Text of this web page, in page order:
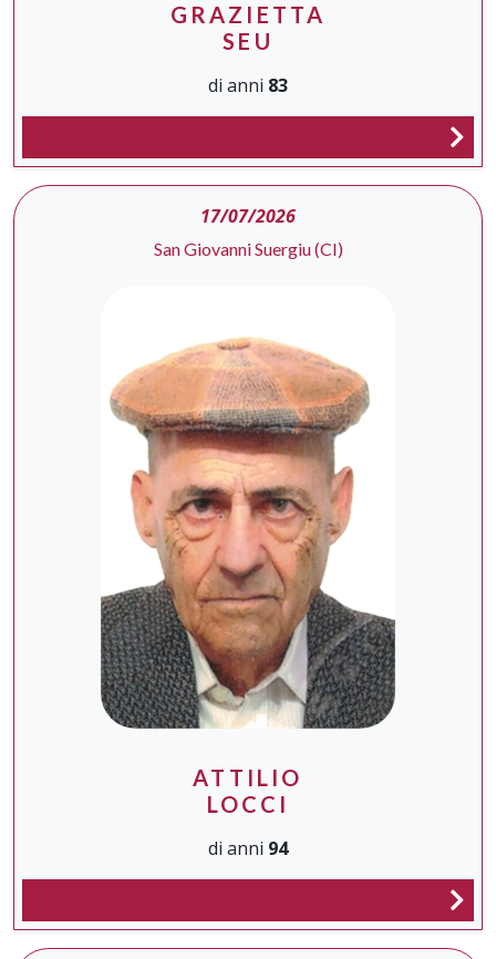
GRAZIETTA
SEU
di anni 83
17/07/2026
San Giovanni Suergiu (CI)
ATTILIO
LOCCI
di anni 94